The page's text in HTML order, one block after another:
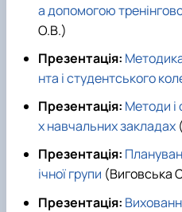
а допомогою
О.В.)
Презентація:
нта і студентського
Презентація: Методи і
х навчальних закладах
Презентація:
ічної групи (Виговська
Презентація: